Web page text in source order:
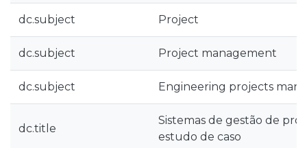
dc.subject Project
dc.subject Project management
dc.subject Engineering projects
dc.title
Sistemas de gestão de
estudo de caso